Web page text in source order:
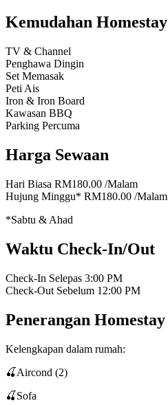
Kemudahan Homestay
TV & Channel
Penghawa Dingin
Set Memasak
Peti Ais
Iron & Iron Board
Kawasan BBQ
Parking Percuma
Harga Sewaan
Hari Biasa RM180.00 /Malam
Hujung Minggu* RM180.00 /Malam
*Sabtu & Ahad
Waktu Check-In/Out
Check-In Selepas 3:00 PM
Check-Out Sebelum 12:00 PM
Penerangan Homestay
Kelengkapan dalam rumah:
🍒Aircond (2)
🍒Sofa